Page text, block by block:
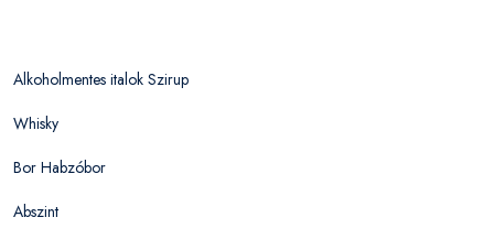
Alkoholmentes italok Szirup
Whisky
Bor Habzóbor
Abszint